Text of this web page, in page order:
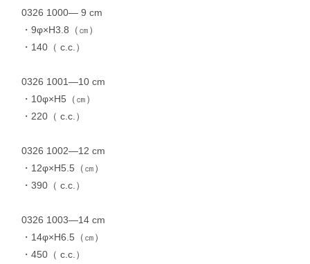
0326 1000— 9 cm
・9φ×H3.8（㎝）
・140（ c.c.）
0326 1001—10 cm
・10φ×H5（㎝）
・220（ c.c.）
0326 1002—12 cm
・12φ×H5.5（㎝）
・390（ c.c.）
0326 1003—14 cm
・14φ×H6.5（㎝）
・450（ c.c.）